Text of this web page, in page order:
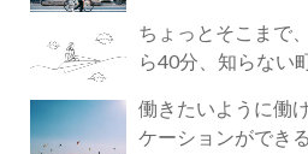
ちょっとそこまで
ら40分、知らない
働きたいように働
ケーションができ